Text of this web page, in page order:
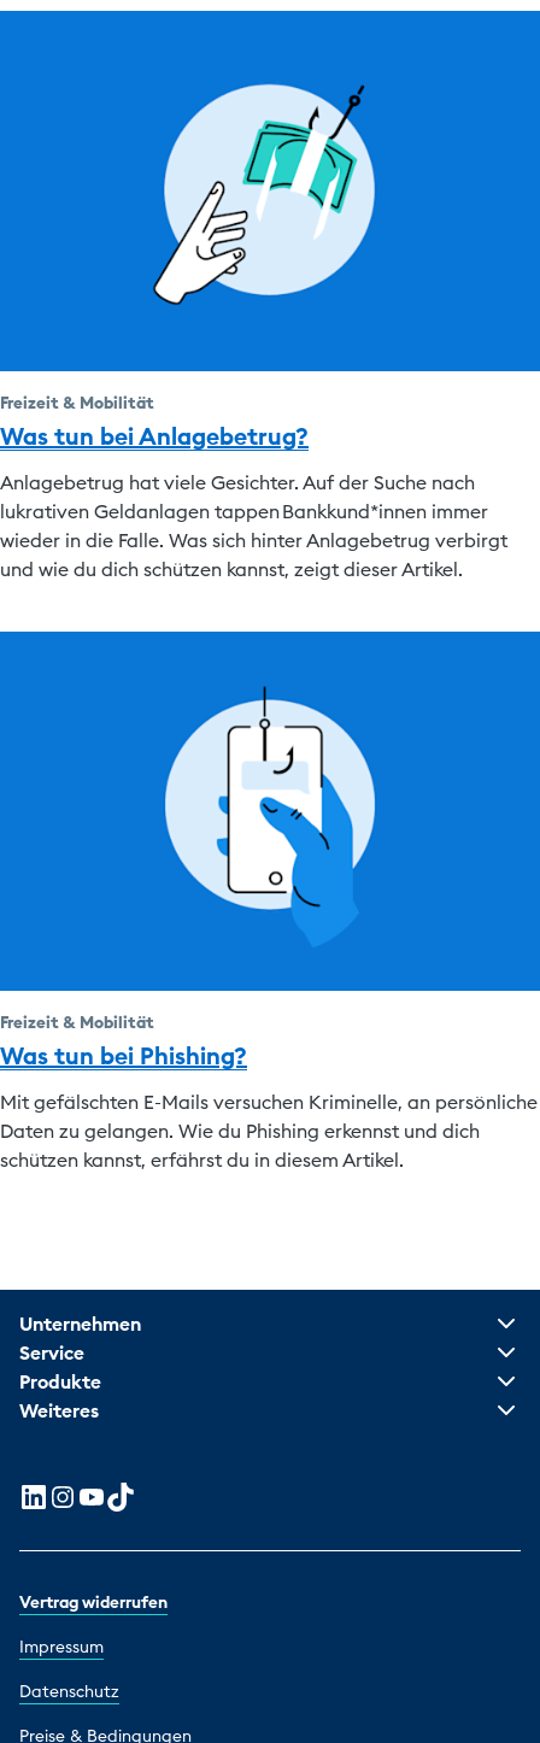
Freizeit & Mobilität
Was tun bei Anlagebetrug?
Anlagebetrug hat viele Gesichter. Auf der Suche nach
lukrativen Geldanlagen tappen Bankkund*innen immer
wieder in die Falle. Was sich hinter Anlagebetrug verbirgt
und wie du dich schützen kannst, zeigt dieser Artikel.
Freizeit & Mobilität
Was tun bei Phishing?
Mit gefälschten E-Mails versuchen Kriminelle, an persönliche
Daten zu gelangen. Wie du Phishing erkennst und dich
schützen kannst, erfährst du in diesem Artikel.
Unternehmen
Service
Produkte
Weiteres
Vertrag widerrufen
Impressum
Datenschutz
Preise & Bedingungen